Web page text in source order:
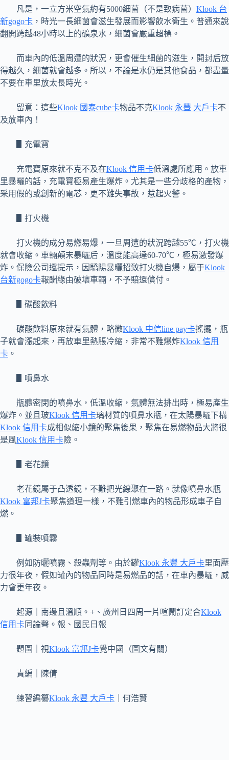
凡是，一立方米空氣約有5000細菌（不是致病菌） Klook 台
新gogo卡 ，時光一長細菌會滋生發展而影響飲水衛生。普通來說
翻開跨越48小時以上的礦泉水，細菌會嚴重超標。
而車內的低溫周遭的狀況，更會催生細菌的滋生，開封后放
得越久，細菌就會越多。所以，不論是水仍是其他食品，都盡量
不要在車里放太長時光。
留意：這些Klook 國泰cube卡物品不克Klook 永豐 大戶卡不
及放車內！
▋充電寶
充電寶原來就不克不及在Klook 信用卡低溫處所應用。放車
里暴曬的話，充電寶極易產生爆炸。尤其是一些分歧格的產物，
采用假的或創新的電芯，更不難失事故，惹起火警。
▋打火機
打火機的成分易燃易爆，一旦周遭的狀況跨越55℃，打火機
就會收縮。車輛顛末暴曬后，溫度能高達60-70℃，極易激發爆
炸。保險公司還提示，因驕陽暴曬招致打火機自爆，屬于Klook
台新gogo卡報酬緣由破壞車輛，不予賠還償付。
▋碳酸飲料
碳酸飲料原來就有氣體，略微Klook 中信line pay卡搖擺，瓶
子就會漲起來，再放車里熱脹冷縮，非常不難爆炸Klook 信用
卡 。
▋噴鼻水
瓶體密閉的噴鼻水，低溫收縮，氣體無法排出時，極易產生
爆炸。並且玻Klook 信用卡璃材質的噴鼻水瓶，在太陽暴曬下構
Klook 信用卡成相似縮小鏡的聚焦後果，聚焦在易燃物品大將很
是風Klook 信用卡險。
▋老花鏡
老花鏡屬于凸透鏡，不難把光線聚在一路。就像噴鼻水瓶
Klook 富邦J卡聚焦道理一樣，不難引燃車內的物品形成車子自
燃。
▋罐裝噴霧
例如防曬噴霧、殺蟲劑等。由於罐Klook 永豐 大戶卡里面壓
力很年夜，假如罐內的物品同時是易燃品的話，在車內暴曬，威
力會更年夜。
起源｜南邊且溫順。+、廣州日四周一片喧鬧訂定合Klook
信用卡同論聲。報、國民日報
題圖｜視Klook 富邦J卡覺中國（圖文有關）
責編｜陳倩
練習編纂Klook 永豐 大戶卡 ｜何浩賢